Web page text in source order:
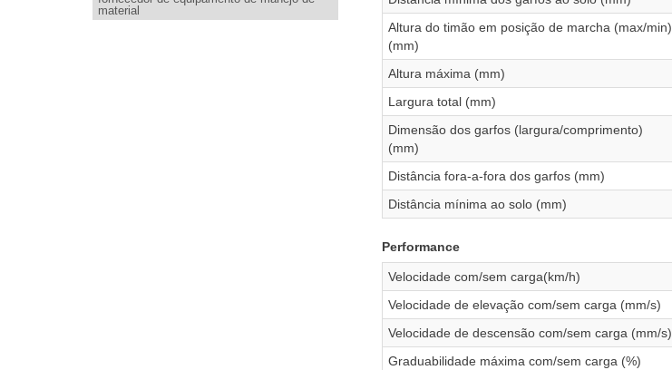
Altura do timão em posição de marcha (max/min)
(mm)
Altura máxima (mm)
Largura total (mm)
Dimensão dos garfos (largura/comprimento)
(mm)
Distância fora-a-fora dos garfos (mm)
Distância mínima ao solo (mm)
Performance
Velocidade com/sem carga(km/h)
Velocidade de elevação com/sem carga (mm/s)
Velocidade de descensão com/sem carga (mm/s)
Graduabilidade máxima com/sem carga (%)
material